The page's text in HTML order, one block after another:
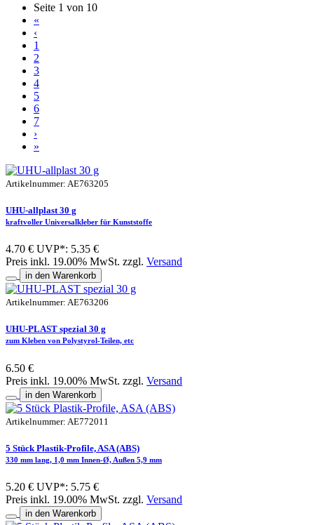
Seite 1 von 10
«
‹
1
2
3
4
5
6
7
›
»
Artikelnummer: AE763205
UHU-allplast 30 g
kraftvoller Universalkleber für Kunststoffe
4.70 € UVP*: 5.35 €
Preis inkl. 19.00% MwSt. zzgl. Versand
in den Warenkorb
Artikelnummer: AE763206
UHU-PLAST spezial 30 g
zum Kleben von Polystyrol-Teilen, etc
6.50 €
Preis inkl. 19.00% MwSt. zzgl. Versand
in den Warenkorb
Artikelnummer: AE772011
5 Stück Plastik-Profile, ASA (ABS)
330 mm lang, 1,0 mm Innen-Ø, Außen 5,9 mm
5.20 € UVP*: 5.75 €
Preis inkl. 19.00% MwSt. zzgl. Versand
in den Warenkorb